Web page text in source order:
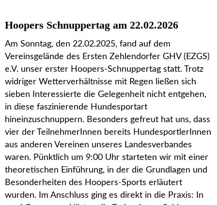
Hoopers Schnuppertag am 22.02.2026
Am Sonntag, den 22.02.2025, fand auf dem
Vereinsgelände des Ersten Zehlendorfer GHV (EZGS)
e.V. unser erster Hoopers-Schnuppertag statt. Trotz
widriger Wetterverhältnisse mit Regen ließen sich
sieben Interessierte die Gelegenheit nicht entgehen,
in diese faszinierende Hundesportart
hineinzuschnuppern. Besonders gefreut hat uns, dass
vier der TeilnehmerInnen bereits HundesportlerInnen
aus anderen Vereinen unseres Landesverbandes
waren. Pünktlich um 9:00 Uhr starteten wir mit einer
theoretischen Einführung, in der die Grundlagen und
Besonderheiten des Hoopers-Sports erläutert
wurden. Im Anschluss ging es direkt in die Praxis: In